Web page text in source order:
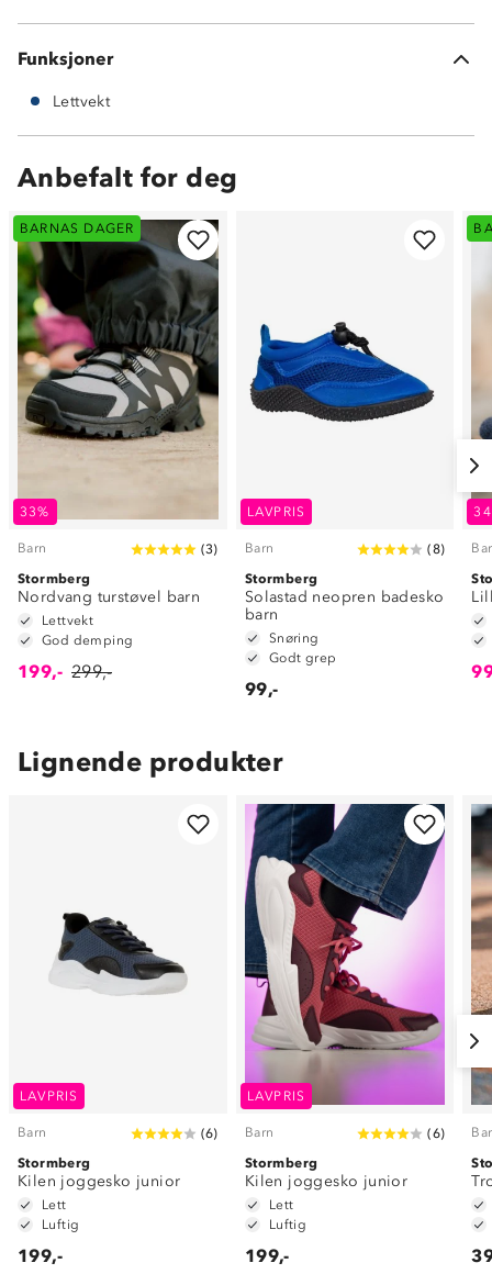
Funksjoner
Lettvekt
Anbefalt for deg
BARNAS DAGER
33%
Barn (3)
Stormberg
Nordvang turstøvel barn
Lettvekt
God demping
199,- 299,-
LAVPRIS
Barn (8)
Stormberg
Solastad neopren badesko
barn
Snøring
Godt grep
99,-
Lignende produkter
LAVPRIS
Barn (6)
Stormberg
Kilen joggesko junior
Lett
Luftig
199,-
LAVPRIS
Barn (6)
Stormberg
Kilen joggesko junior
Lett
Luftig
199,-